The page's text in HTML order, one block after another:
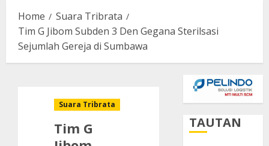
Home
Suara Tribrata
Tim G Jibom Subden 3 Den Gegana Sterilsasi
Sejumlah Gereja di Sumbawa
Suara Tribrata
Tim G
TAUTAN